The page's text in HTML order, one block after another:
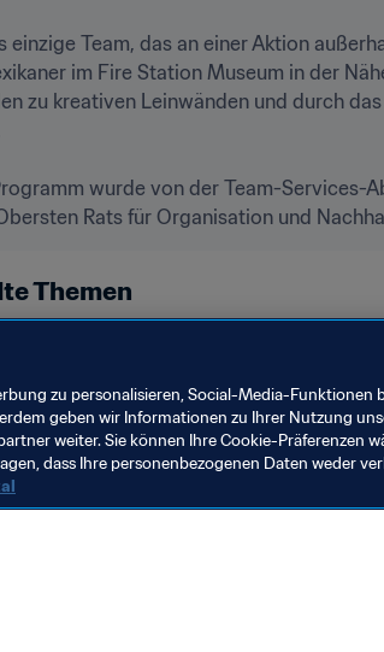
einzige Team, das an einer Aktion
im Fire Station Museum in der
zu kreativen Leinwänden und durch
wurde von der Team-
Themen
zu personalisieren, Social-Media-Funktionen
geben wir Informationen zu Ihrer Nutzung
weiter. Sie können Ihre Cookie-Präferenzen
dass Ihre personenbezogenen Daten weder